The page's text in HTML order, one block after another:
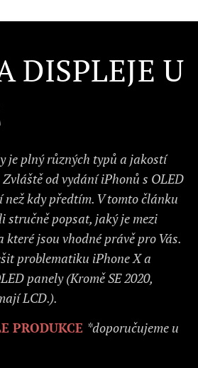
DISPLEJE U
je plný různých typů a jakostí
od vydání iPhonů s OLED
kdy předtím. V tomto článku
stručně popsat, jaký je mezi
jsou vhodné právě pro Vás.
problematiku iPhone X a
panely (Kromě SE 2020,
LCD.).
PRODUKCE *doporučujeme u